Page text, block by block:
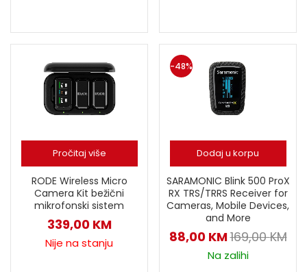
Pročitaj više
RODE Wireless Micro
Camera Kit bežični
mikrofonski sistem
339,00 KM
Nije na stanju
Dodaj u korpu
SARAMONIC Blink 500 ProX
RX TRS/TRRS Receiver for
Cameras, Mobile Devices,
and More
88,00 KM169,00KM
-48%
Na zalihi